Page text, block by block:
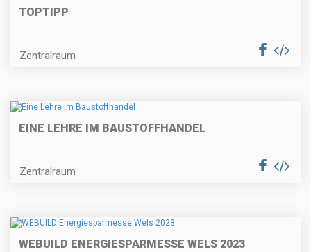
TOPTIPP
Zentralraum
EINE LEHRE IM BAUSTOFFHANDEL
Zentralraum
WEBUILD ENERGIESPARMESSE WELS 2023